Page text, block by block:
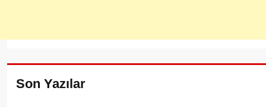
Son Yazılar